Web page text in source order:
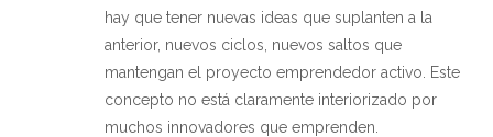
hay que tener nuevas ideas que suplanten a la
anterior, nuevos ciclos, nuevos saltos que
mantengan el proyecto emprendedor activo. Este
concepto no está claramente interiorizado por
muchos innovadores que emprenden.